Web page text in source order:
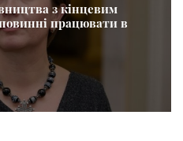
з кінцевим
працювати в